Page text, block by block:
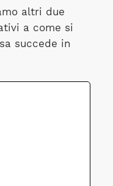
altri due
a come si
succede in